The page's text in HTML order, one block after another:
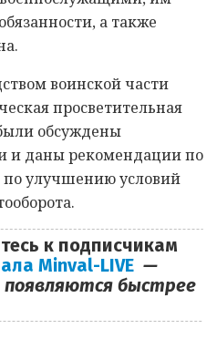
а также
воинской части
просветительная
обсуждены
и даны рекомендации по
по улучшению условий
к подписчикам
Minval-LIVE —
быстрее